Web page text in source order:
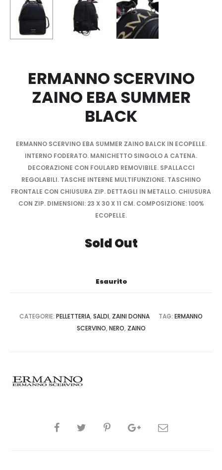
ERMANNO SCERVINO
ZAINO EBA SUMMER
BLACK
ERMANNO SCERVINO EBA SUMMER ZAINO BALCK IN ECOPELLE.
INTERNO FODERATO. MANICHETTO SINGOLO A CATENA.
DECORAZIONE CON FOULARD REMOVIBILE. SPALLACCI
REGOLABILI. TASCHE INTERNE MULTIFUNZIONE. TASCHINO
FRONTALE CON CHIUSURA ZIP. DETTAGLI IN METALLO. CHIUSURA
CON ZIP. DIMENSIONI: 23 X 30 X 11 CM. COMPOSIZIONE: 100%
ECOPELLE.
Sold Out
Esaurito
CATEGORIE: PELLETTERIA, SALDI, ZAINI DONNA TAG: ERMANNO
SCERVINO, NERO, ZAINO
CONDIVIDI